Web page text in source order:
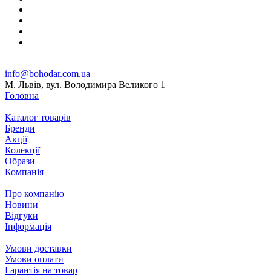
info@bohodar.com.ua
М. Львів, вул. Володимира Великого 1
Головна
Каталог товарів
Бренди
Акції
Колекції
Образи
Компанія
Про компанію
Новини
Відгуки
Інформація
Умови доставки
Умови оплати
Гарантія на товар